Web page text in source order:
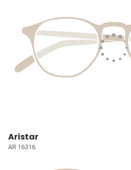
Aristar
AR 16316